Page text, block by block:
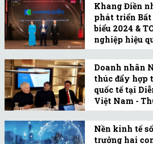
công với
tỉ đồng và
thuế đạt 460
so với năm
Khang Điền
phát triển Bất
biểu 2024 &
nghiệp hiệu
Nam ...
Điền được
hai giải
chí Nhịp
tặng.
Doanh nhân
thúc đẩy hợp
quốc tế tại
Việt Nam -
Với vai trò
SVEF, ông
Nền kinh tế
trưởng hai